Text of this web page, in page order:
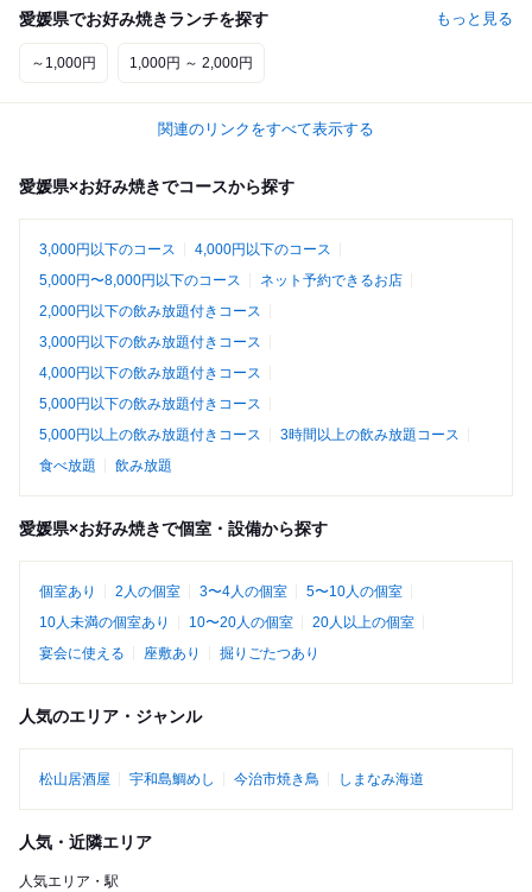
愛媛県でお好み焼きランチを探す もっと見る
～1,000円 1,000円 ～ 2,000円
関連のリンクをすべて表示する
愛媛県×お好み焼きでコースから探す
3,000円以下のコース
4,000円以下のコース
5,000円〜8,000円以下のコース
ネット予約できるお店
2,000円以下の飲み放題付きコース
3,000円以下の飲み放題付きコース
4,000円以下の飲み放題付きコース
5,000円以下の飲み放題付きコース
5,000円以上の飲み放題付きコース
3時間以上の飲み放題コース
食べ放題
飲み放題
愛媛県×お好み焼きで個室・設備から探す
個室あり 2人の個室 3〜4人の個室
5〜10人の個室
10人未満の個室あり
10〜20人の個室
20人以上の個室
宴会に使える
座敷あり 掘りごたつあり
人気のエリア・ジャンル
松山居酒屋 宇和島鯛めし 今治市焼き鳥 しまなみ海道
人気・近隣エリア
人気エリア・駅